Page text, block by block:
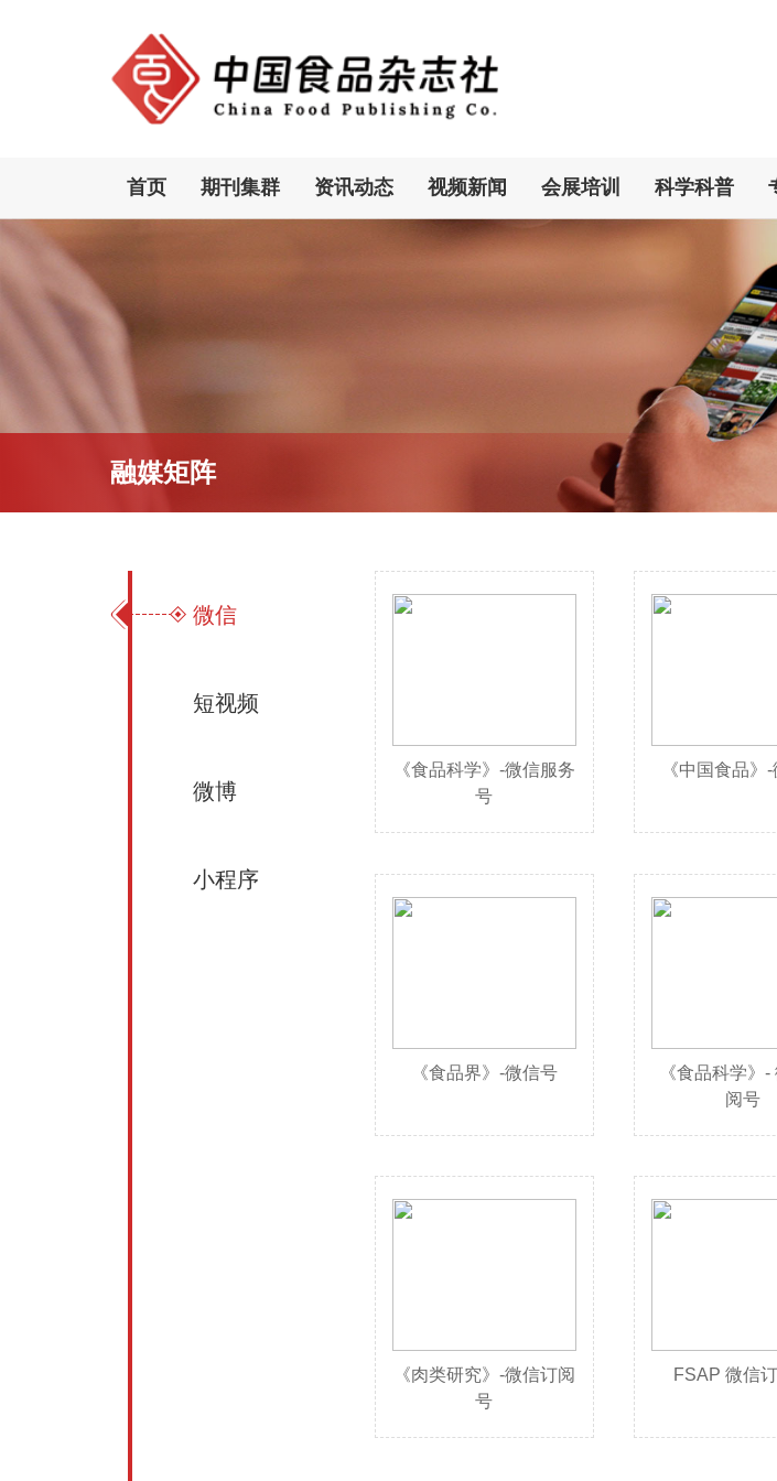
首页 期刊集群 资讯动态 视频新闻 会展培训 科学科普
融媒矩阵
微信
短视频
微博
小程序
《食品科学》-微信服务
号
《中国食品》
《食品界》-微信号
《食品科学》
阅号
《肉类研究》-微信订阅
号
FSAP 微信